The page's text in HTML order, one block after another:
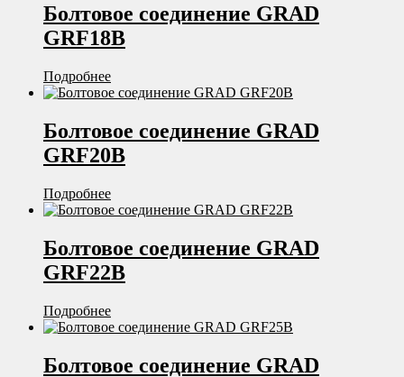
Болтовое соединение GRAD
GRF18B
Подробнее
Болтовое соединение GRAD
GRF20B
Подробнее
Болтовое соединение GRAD
GRF22B
Подробнее
Болтовое соединение GRAD